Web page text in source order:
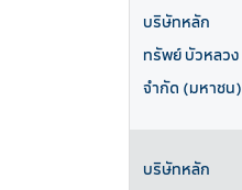
บริษัทหลัก
ทรัพย์ บัวหลวง
จำกัด (มหาชน)
บริษัทหลัก